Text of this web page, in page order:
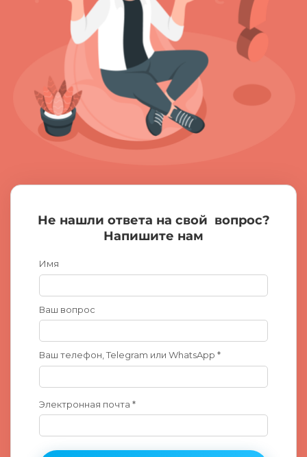
Не нашли ответа на свой вопрос?
Напишите нам
Имя
Ваш вопрос
Ваш телефон, Telegram или WhatsApp *
Электронная почта *